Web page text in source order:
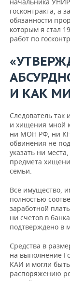
начальника
госконтракта, а
обязанности
которым я стал
работ по
И КАК
Следователь так
и хищения мной
ни МОН РФ, ни
обвинения не
указать ни
предмета
семьи.
Все имущество,
полностью
заработной
ни счетов в
подтверждено в
Средства в
на выполнение
КАИ и могли
распоряжению